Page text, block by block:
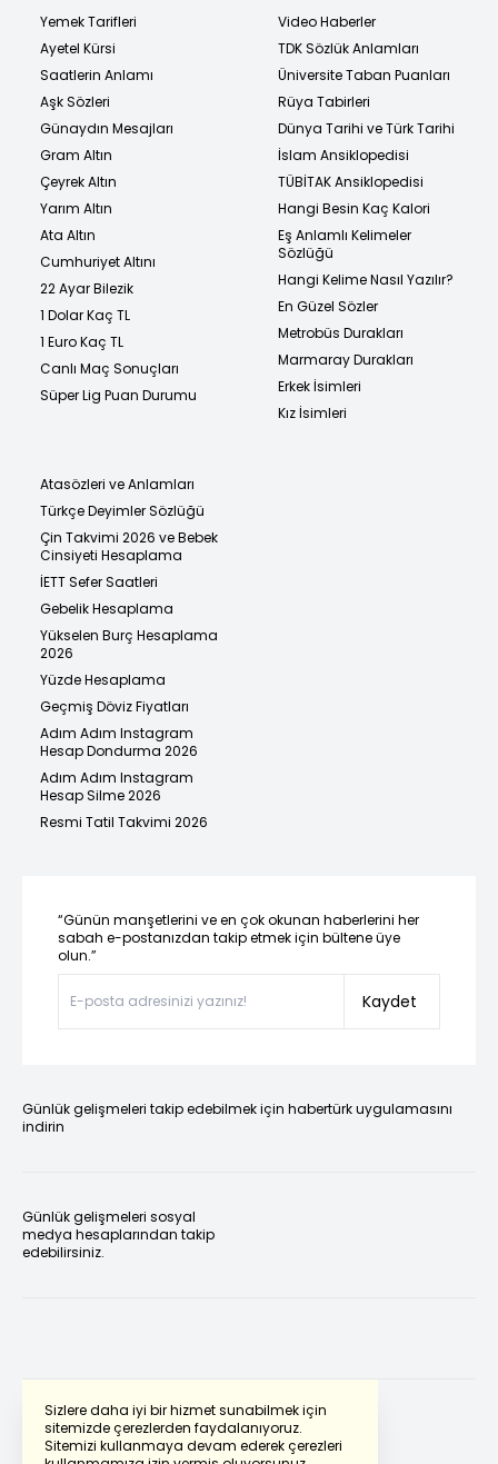
Sizlere daha iyi bir hizmet sunabilmek için
sitemizde çerezlerden faydalanıyoruz.
Sitemizi kullanmaya devam ederek çerezleri
Yemek Tarifleri
Ayetel Kürsi
Saatlerin Anlamı
Aşk Sözleri
Günaydın Mesajları
Gram Altın
Çeyrek Altın
Yarım Altın
Ata Altın
Cumhuriyet Altını
22 Ayar Bilezik
1 Dolar Kaç TL
1 Euro Kaç TL
Canlı Maç Sonuçları
Süper Lig Puan Durumu
Video Haberler
TDK Sözlük Anlamları
Üniversite Taban Puanları
Rüya Tabirleri
Dünya Tarihi ve Türk Tarihi
İslam Ansiklopedisi
TÜBİTAK Ansiklopedisi
Hangi Besin Kaç Kalori
Eş Anlamlı Kelimeler
Sözlüğü
Hangi Kelime Nasıl Yazılır?
En Güzel Sözler
Metrobüs Durakları
Marmaray Durakları
Erkek İsimleri
Kız İsimleri
Atasözleri ve Anlamları
Türkçe Deyimler Sözlüğü
Çin Takvimi 2026 ve Bebek
Cinsiyeti Hesaplama
İETT Sefer Saatleri
Gebelik Hesaplama
Yükselen Burç Hesaplama
2026
Yüzde Hesaplama
Geçmiş Döviz Fiyatları
Adım Adım Instagram
Hesap Dondurma 2026
Adım Adım Instagram
Hesap Silme 2026
Resmi Tatil Takvimi 2026
“Günün manşetlerini ve en çok okunan haberlerini her
sabah e-postanızdan takip etmek için bültene üye
olun.”
Kaydet
Günlük gelişmeleri takip edebilmek için habertürk uygulamasını
indirin
Günlük gelişmeleri sosyal
medya hesaplarından takip
edebilirsiniz.
Powered by Translate